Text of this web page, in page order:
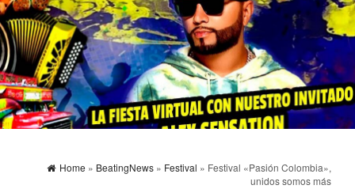
Home » BeatingNews » Festival » Festival «Pasión Colombia»,
unidos somos más